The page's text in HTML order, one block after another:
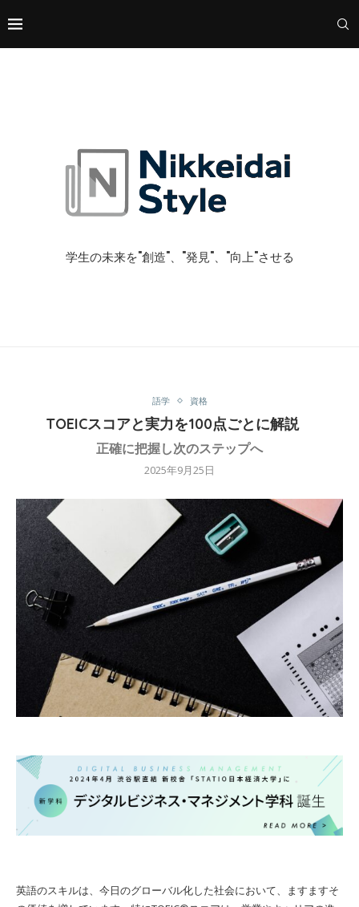
学生の未来を"創造"、"発見"、"向上"させる
語学 資格
TOEICスコアと実力を100点ごとに解説
正確に把握し次のステップへ
2025年9月25日
英語のスキルは、今日のグローバル化した社会において、ますますそ